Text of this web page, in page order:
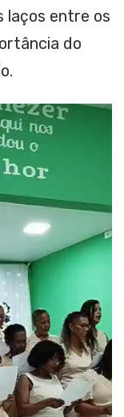
laços entre os
do